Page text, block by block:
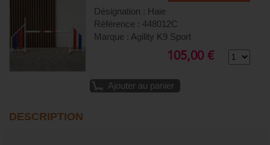
Désignation : Haie
Référence : 448012C
Marque : Agility K9 Sport
105,00 €
Ajouter au panier
DESCRIPTION